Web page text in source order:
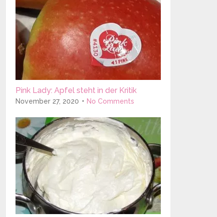
Pink Lady: Apfel steht in der Kritik
November 27, 2020 No Comments